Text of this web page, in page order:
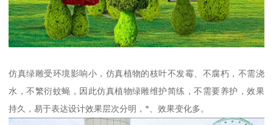
仿真绿雕受环境影响小，仿真植物的枝叶不发霉、不腐朽，不需浇
水，不繁衍蚊蝇，因此仿真植物绿雕维护简练，不需要养护，效果
持久，易于表达设计效果层次分明，*、效果变化多。